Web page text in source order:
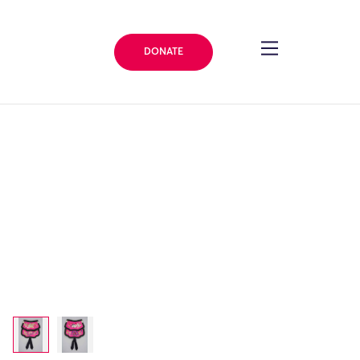
DONATE